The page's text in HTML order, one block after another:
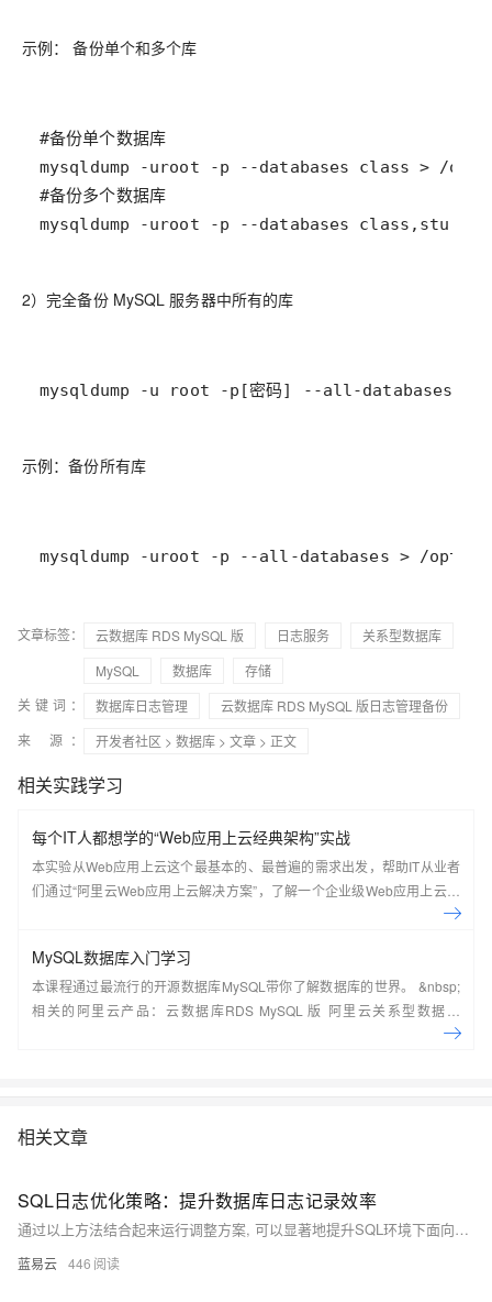
示例： 备份单个和多个库
#备份单个数据库
#备份多个数据库
mysqldump -uroot -p --databases class,stu >
2）完全备份 MySQL 服务器中所有的库
mysqldump -u root -p[密码] --all-databases > /
示例：备份所有库
mysqldump -uroot -p --all-databases > /opt/
文章标签： 云数据库 RDS MySQL 版 日志服务
关系型数据库
MySQL
数据库
存储
关键词：
数据库日志管理
云数据库 RDS MySQL 版日志管理备份
来 源：
开发者社区 > 数据库 > 文章 > 正文
相关实践学习
每个IT人都想学的“Web应用上云经典架构”实战
本实验从Web应用上云这个最基本的、最普遍的需求出发，帮助IT从业者
们通过“阿里云Web应用上云解决方案”，了解一个企业级Web应用上云的
MySQL数据库入门学习
本课程通过最流行的开源数据库MySQL带你了解数据库的世界。 &nbsp;
相关的阿里云产品：云数据库RDS MySQL 版 阿里云关系型数据库
RDS（Relational Database Service）是一种稳定可靠、可弹性伸缩的在
相关文章
SQL日志优化策略：提升数据库日志记录效率
通过以上方法结合起来运行调整方案, 可以显著地提升SQL环境下面向各种搜索引擎服务平台所需要满足标准条件下之数据库登记作业流程综合表现; 同时还能确保系统稳健运行并满越用户体验预期目标.
蓝易云 446